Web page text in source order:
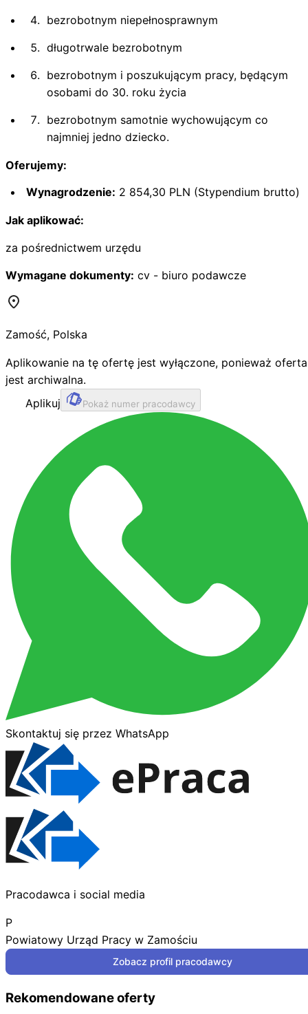
bezrobotnym niepełnosprawnym
długotrwale bezrobotnym
bezrobotnym i poszukującym pracy, będącym
osobami do 30. roku życia
bezrobotnym samotnie wychowującym co
najmniej jedno dziecko.
Oferujemy:
Wynagrodzenie: 2 854,30 PLN (Stypendium brutto)
Jak aplikować:
za pośrednictwem urzędu
Wymagane dokumenty: cv - biuro podawcze
Zamość, Polska
Aplikowanie na tę ofertę jest wyłączone, ponieważ oferta
jest archiwalna.
Aplikuj
Pokaż numer pracodawcy
Skontaktuj się przez WhatsApp
Pracodawca i social media
P
Powiatowy Urząd Pracy w Zamościu
Zobacz profil pracodawcy
Rekomendowane oferty